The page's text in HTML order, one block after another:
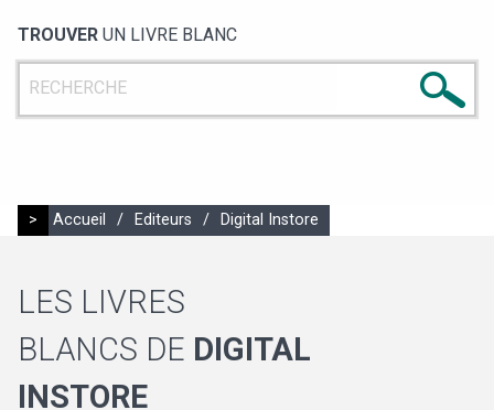
TROUVER UN LIVRE BLANC
> Accueil / Editeurs / Digital Instore
LES LIVRES
BLANCS DE DIGITAL
INSTORE